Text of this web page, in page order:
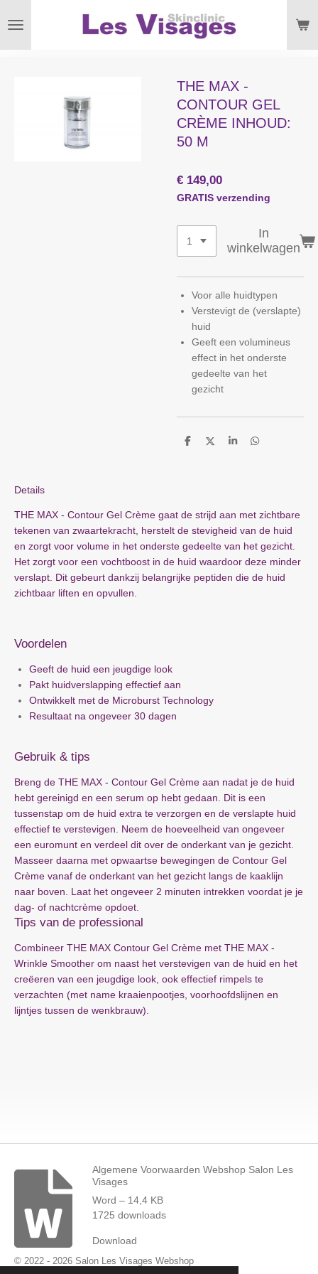
direct
THE MAX -
CONTOUR GEL
CRÈME INHOUD:
50 M
€ 149,00
GRATIS verzending
In
winkelwagen
Voor alle huidtypen
Verstevigt de (verslapte)
huid
Geeft een volumineus
effect in het onderste
gedeelte van het
gezicht
D
D
S
D
Details
THE MAX - Contour Gel Crème gaat de strijd aan met zichtbare
tekenen van zwaartekracht, herstelt de stevigheid van de huid
en zorgt voor volume in het onderste gedeelte van het gezicht.
Het zorgt voor een vochtboost in de huid waardoor deze minder
verslapt. Dit gebeurt dankzij belangrijke peptiden die de huid
zichtbaar liften en opvullen.
Voordelen
Geeft de huid een jeugdige look
Pakt huidverslapping effectief aan
Ontwikkelt met de Microburst Technology
Resultaat na ongeveer 30 dagen
Gebruik & tips
Breng de THE MAX - Contour Gel Crème aan nadat je de huid
hebt gereinigd en een serum op hebt gedaan. Dit is een
tussenstap om de huid extra te verzorgen en de verslapte huid
effectief te verstevigen. Neem de hoeveelheid van ongeveer
een euromunt en verdeel dit over de onderkant van je gezicht.
Masseer daarna met opwaartse bewegingen de Contour Gel
Crème vanaf de onderkant van het gezicht langs de kaaklijn
naar boven. Laat het ongeveer 2 minuten intrekken voordat je je
dag- of nachtcrème opdoet.
Tips van de professional
Combineer THE MAX Contour Gel Crème met THE MAX -
Wrinkle Smoother om naast het verstevigen van de huid en het
creëeren van een jeugdige look, ook effectief rimpels te
verzachten (met name kraaienpootjes, voorhoofdslijnen en
lijntjes tussen de wenkbrauw).
Algemene Voorwaarden Webshop Salon Les
Visages
Word – 14,4 KB
1725 downloads
Download
© 2022 - 2026 Salon Les Visages Webshop